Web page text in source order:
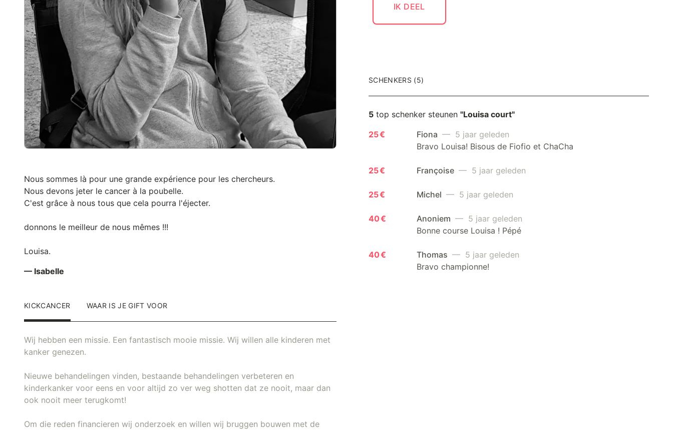
IK DEEL
Nous sommes là pour une grande expérience pour les chercheurs.
Nous devons jeter le cancer à la poubelle.
C'est grâce à nous tous que cela pourra l'éjecter.
donnons le meilleur de nous mêmes !!!
Louisa.
— Isabelle
KICKCANCER WAAR IS JE GIFT VOOR
Wij hebben een missie. Een fantastisch mooie missie. Wij willen alle kinderen met
kanker genezen.
Nieuwe behandelingen vinden, bestaande behandelingen verbeteren en
kinderkanker voor eens en voor altijd zo ver weg shotten dat ze nooit, maar dan
ook nooit meer terugkomt!
Om die reden financieren wij onderzoek en willen wij bruggen bouwen met de
SCHENKERS (5)
5 top schenker steunen "Louisa court"
25 €
Fiona — 5 jaar geleden
Bravo Louisa! Bisous de Fiofio et ChaCha
25 € Françoise — 5 jaar geleden
25 € Michel — 5 jaar geleden
40 € Anoniem — 5 jaar geleden
Bonne course Louisa ! Pépé
40 € Thomas — 5 jaar geleden
Bravo championne!